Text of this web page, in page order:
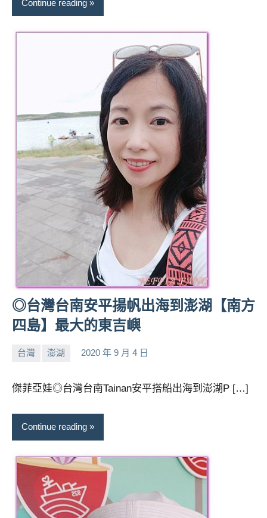
Continue reading
◎台灣台南安平揚帆出海到澎湖【南方
四島】最大的東吉嶼
台灣 澎湖 2020 年 9 月 4 日
小
No
傑菲亞娃◎台灣台南Tainan安平搭船出海到澎湖P […]
Continue reading